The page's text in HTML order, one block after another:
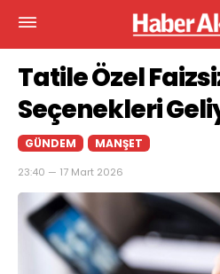
Tatile Özel
Seçenekleri
GÜNDEM MANŞET
23:40 — 17 Mart 2026